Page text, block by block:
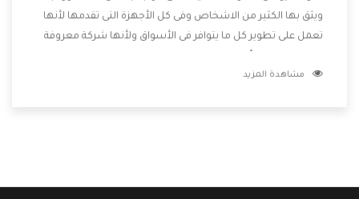
ويثق بها الكثير من الاشخاص وفى كل الأجهزة التى تقدمها لأنها
تعمل على تطوير كل ما يتوافر فى الأسواق ولأنها شركة معروفة
للعملاء أقوى العروض والخصومات التى تسهل على المستهلك
مشاهدة المزيد